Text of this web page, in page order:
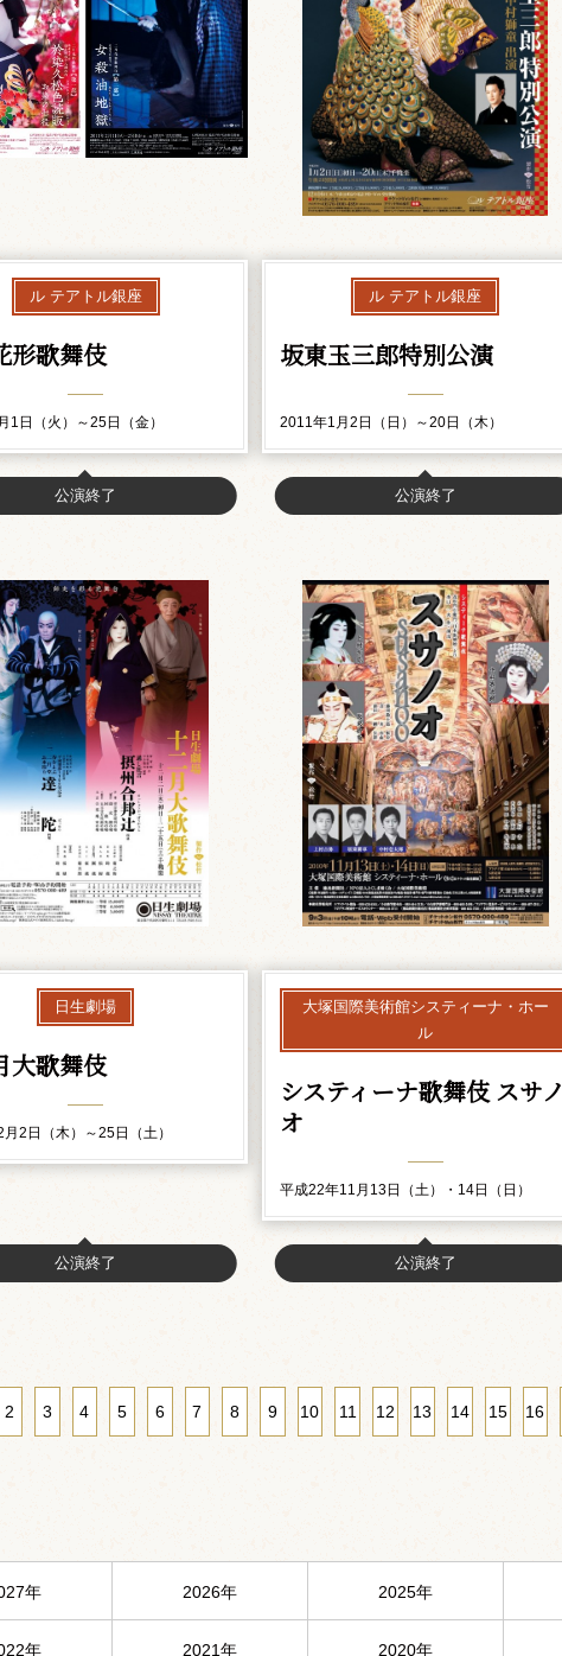
ル テアトル銀座
形歌舞伎
1日（火）～25日（金）
公演終了
ル テアトル銀座
坂東玉三郎特別公演
2011年1月2日（日）～20日（木）
公演終了
日生劇場
大歌舞伎
2日（木）～25日（土）
公演終了
大塚国際美術館システィーナ・ホー
ル
システィーナ歌舞伎 スサノ
オ
平成22年11月13日（土）・14日（日）
公演終了
2 3 4 5 6 7 8 9 10 11 12 13 14 15 16
年 2026年 2025年
年 2021年 2020年